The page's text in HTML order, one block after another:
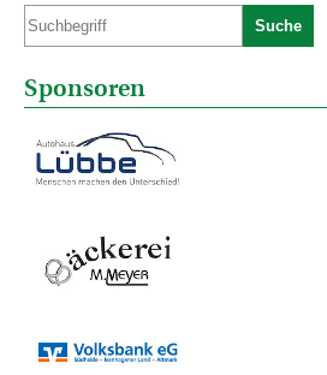
Suche
Sponsoren